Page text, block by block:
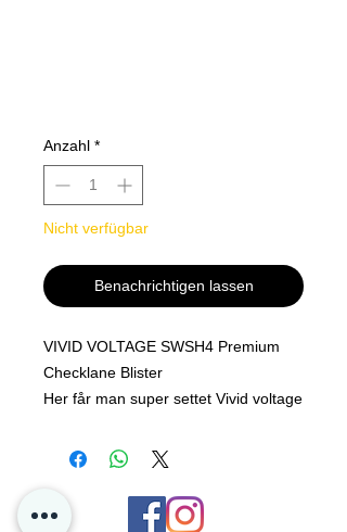
Anzahl *
Nicht verfügbar
Benachrichtigen lassen
VIVID VOLTAGE SWSH4 Premium
Checklane Blister
Her får man super settet Vivid voltage
kule kort i hver blister og en fin coin.
Utrolig populært sett med Pikachu